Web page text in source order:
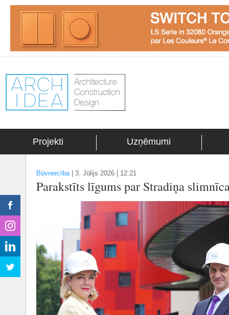
Projekti Uzņēmumi
Būvniecība| 3. Jūlijs 2026 | 12:21
Parakstīts līgums par Stradiņa